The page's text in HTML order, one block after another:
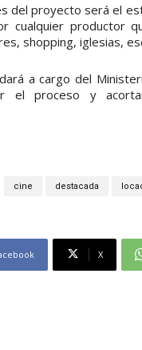
del proyecto será el
cualquier productor
shopping, iglesias,
a cargo del
el proceso y
cine destacada
X